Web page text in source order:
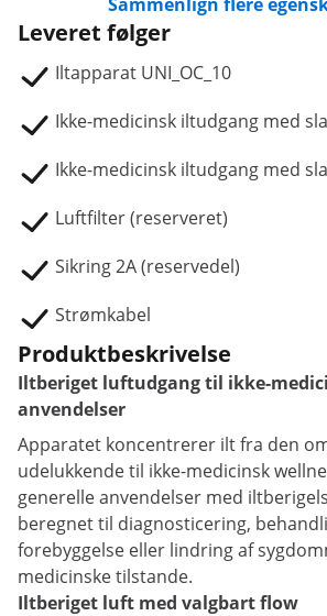
Leveret følger
Iltapparat UNI_OC_10
Ikke-medicinsk iltudgang med
Ikke-medicinsk iltudgang med
Luftfilter (reserveret)
Sikring 2A (reservedel)
Strømkabel
Produktbeskrivelse
Iltberiget luftudgang til ikke-
anvendelser
Apparatet koncentrerer ilt fra den
udelukkende til ikke-medicinsk
generelle anvendelser med
beregnet til diagnosticering,
forebyggelse eller lindring af
medicinske tilstande.
Iltberiget luft med valgbart flow